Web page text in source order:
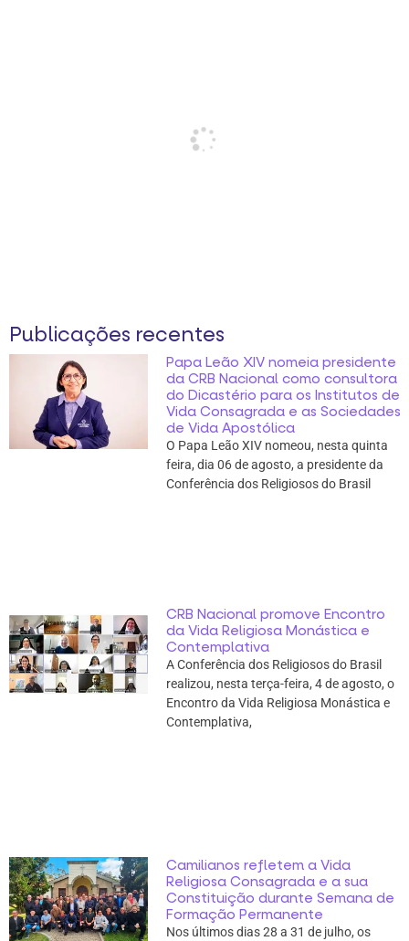
Publicações recentes
Papa Leão XIV nomeia presidente
da CRB Nacional como consultora
do Dicastério para os Institutos de
Vida Consagrada e as Sociedades
de Vida Apostólica
O Papa Leão XIV nomeou, nesta quinta
feira, dia 06 de agosto, a presidente da
Conferência dos Religiosos do Brasil
CRB Nacional promove Encontro
da Vida Religiosa Monástica e
Contemplativa
A Conferência dos Religiosos do Brasil
realizou, nesta terça-feira, 4 de agosto, o
Encontro da Vida Religiosa Monástica e
Contemplativa,
Camilianos refletem a Vida
Religiosa Consagrada e a sua
Constituição durante Semana de
Formação Permanente
Nos últimos dias 28 a 31 de julho, os